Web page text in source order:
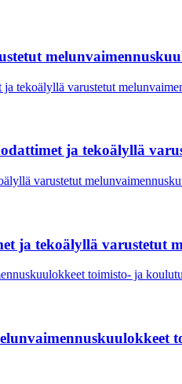
ja tekoälyllä
ja tekoälyllä varustetut